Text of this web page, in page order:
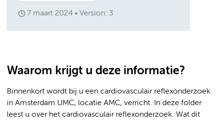
7 maart 2024 Version: 3
Waarom krijgt u deze informatie?
Binnenkort wordt bij u een cardiovasculair reflexonderzoek
in Amsterdam UMC, locatie AMC, verricht. In deze folder
leest u over het cardiovasculair reflexonderzoek. Wat dit